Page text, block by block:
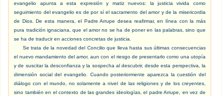
evangelio apunta a esta expresión y matiz nuevos: la justicia vivida como
seguimiento del evangelio es de por sí el sacramento del amor y de la misericordia
de Dios. De esta manera, el Padre Arrupe desea reafirmar, en línea con la más
pura tradición ignaciana, que el amor no se ha de poner en las palabras, sino que
se ha de traducir en acciones concretas de justicia.
Se trata de la novedad del Concilio que lleva hasta sus últimas consecuencias
el nuevo mandamiento del amor, aun con el riesgo de presentarlo como una utopía
y de suscitar la desconfianza y la sospecha al descubrir, desde esta perspectiva, la
dimensión social del evangelio. Cuando posteriormente aparezca la cuestión del
diálogo con el mundo, no solamente a nivel de las religiones y de los creyentes,
sino también en el contexto de las grandes ideologías, el padre Arrupe, en vez de